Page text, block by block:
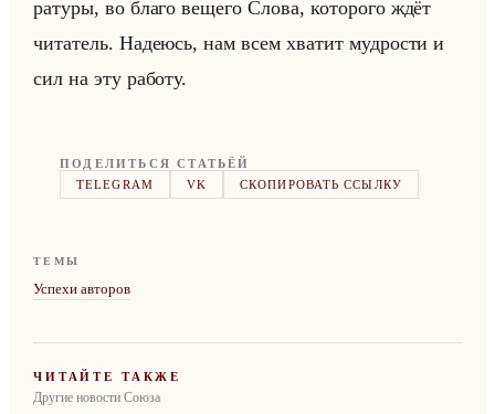
ра­ту­ры, во благо ве­ще­го Слова, ко­то­ро­го ждёт
чи­та­тель. На­де­юсь, нам всем хва­тит муд­ро­сти и
сил на эту ра­бо­ту.
ПОДЕЛИТЬСЯ СТАТЬЁЙ
TELEGRAM
VK СКОПИРОВАТЬ ССЫЛКУ
ТЕМЫ
Успехи авторов
ЧИТАЙТЕ ТАКЖЕ
Другие новости Союза